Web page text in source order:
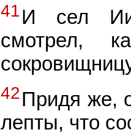
41И сел
смотрел,
42Придя же,
лепты, что